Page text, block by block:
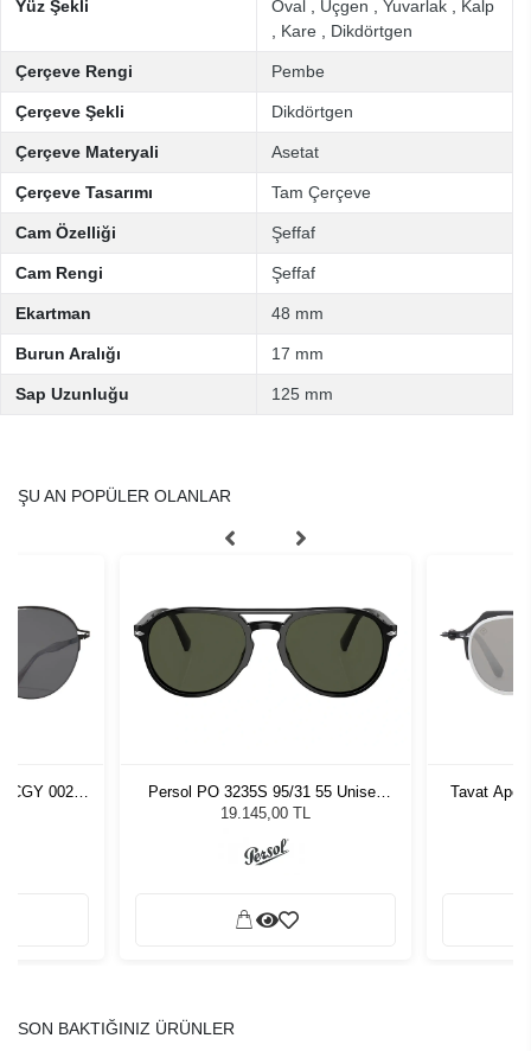
Yüz Şekli Oval Üçgen Yuvarlak
Kalp
Kare Dikdörtgen
Çerçeve Rengi Pembe
Çerçeve Şekli Dikdörtgen
Çerçeve Materyali Asetat
Çerçeve Tasarımı Tam Çerçeve
Cam Özelliği Şeffaf
Cam Rengi Şeffaf
Ekartman 48 mm
Burun Aralığı 17 mm
Sap Uzunluğu 125 mm
ŞU AN POPÜLER OLANLAR
002
Persol PO 3235S 95/31 55 Unisex
Güneş Gözlüğü
19.145,00 TL
Tavat
SON BAKTIĞINIZ ÜRÜNLER